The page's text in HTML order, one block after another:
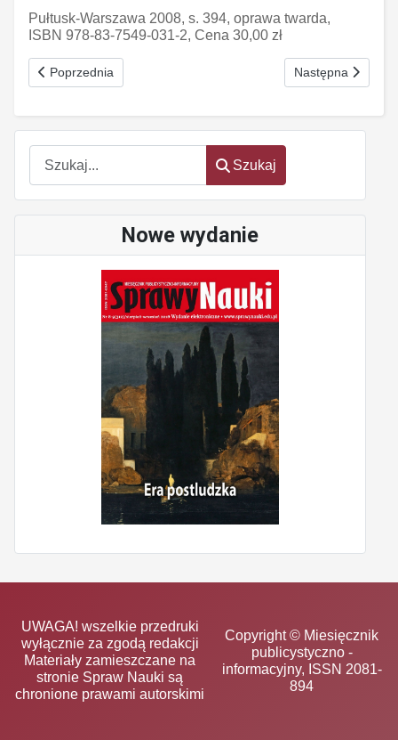
Szukaj
Szukaj
Nowe wydanie
Pułtusk-Warszawa 2008, s. 394, oprawa twarda,
ISBN 978-83-7549-031-2, Cena 30,00 zł
Poprzednia strona: Techniki szybkiego prototypowania w
Poprzednia Następna strona:
Następna
UWAGA! wszelkie przedruki
wyłącznie za zgodą redakcji
Materiały zamieszczane na
stronie Spraw Nauki są
chronione prawami autorskimi
Copyright © Miesięcznik
publicystyczno -
informacyjny, ISSN 2081-
894